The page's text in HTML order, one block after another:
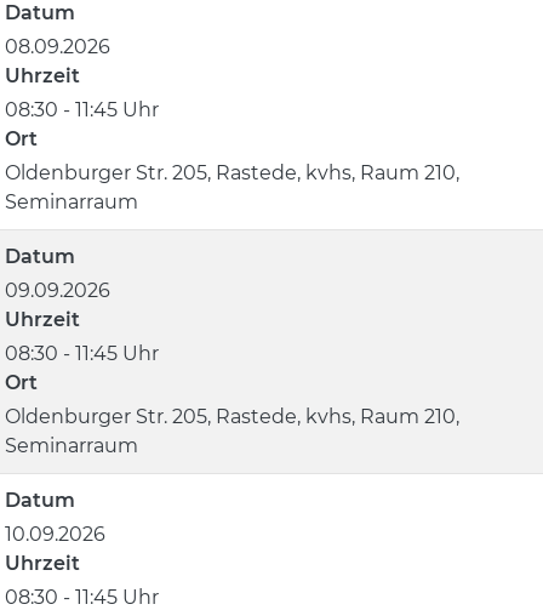
Datum
08.09.2026
Uhrzeit
08:30 - 11:45 Uhr
Ort
Oldenburger Str. 205, Rastede, kvhs, Raum 210,
Seminarraum
Datum
09.09.2026
Uhrzeit
08:30 - 11:45 Uhr
Ort
Oldenburger Str. 205, Rastede, kvhs, Raum 210,
Seminarraum
Datum
10.09.2026
Uhrzeit
08:30 - 11:45 Uhr